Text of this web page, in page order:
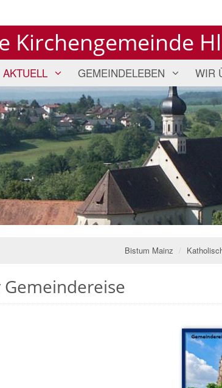
Kirchengemeinde
AKTUELL GEMEINDELEBEN WIR
Bistum Mainz